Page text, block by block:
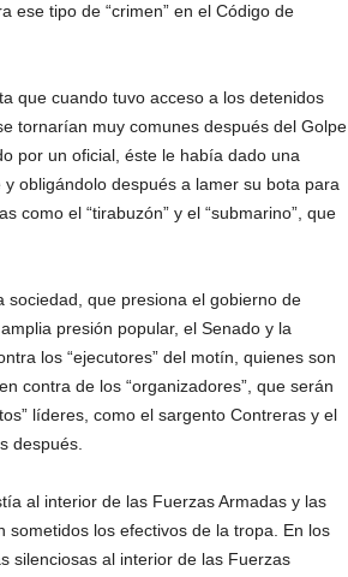
ese tipo de “crimen” en el Código de
que cuando tuvo acceso a los detenidos
tornarían muy comunes después del Golpe
por un oficial, éste le había dado una
obligándolo después a lamer su bota para
como el “tirabuzón” y el “submarino”, que
sociedad, que presiona el gobierno de
presión popular, el Senado y la
los “ejecutores” del motín, quienes son
contra de los “organizadores”, que serán
líderes, como el sargento Contreras y el
después.
al interior de las Fuerzas Armadas y las
los efectivos de la tropa. En los
silenciosas al interior de las Fuerzas